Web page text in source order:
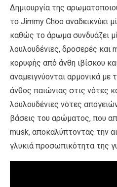
Δημιουργία της
το Jimmy Choo αναδεικνύει
καθώς το άρωμα συνδυάζει
λουλουδένιες, δροσερές και
κορυφής από άνθη ιβίσκου
αναμειγνύονται αρμονικά με
άνθος παιώνιας στις νότες
λουλουδένιες νότες
βάσεις του αρώματος, που
musk, αποκαλύπτοντας την
γλυκιά προσωπικότητα της